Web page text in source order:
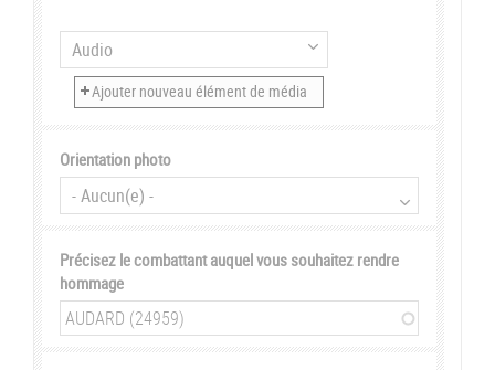
Orientation photo
Précisez le combattant auquel vous souhaitez rendre
hommage